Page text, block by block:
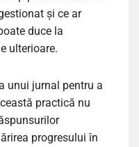
și ce ar
duce la
ulterioare.
unui jurnal pentru a
practică nu
progresului în